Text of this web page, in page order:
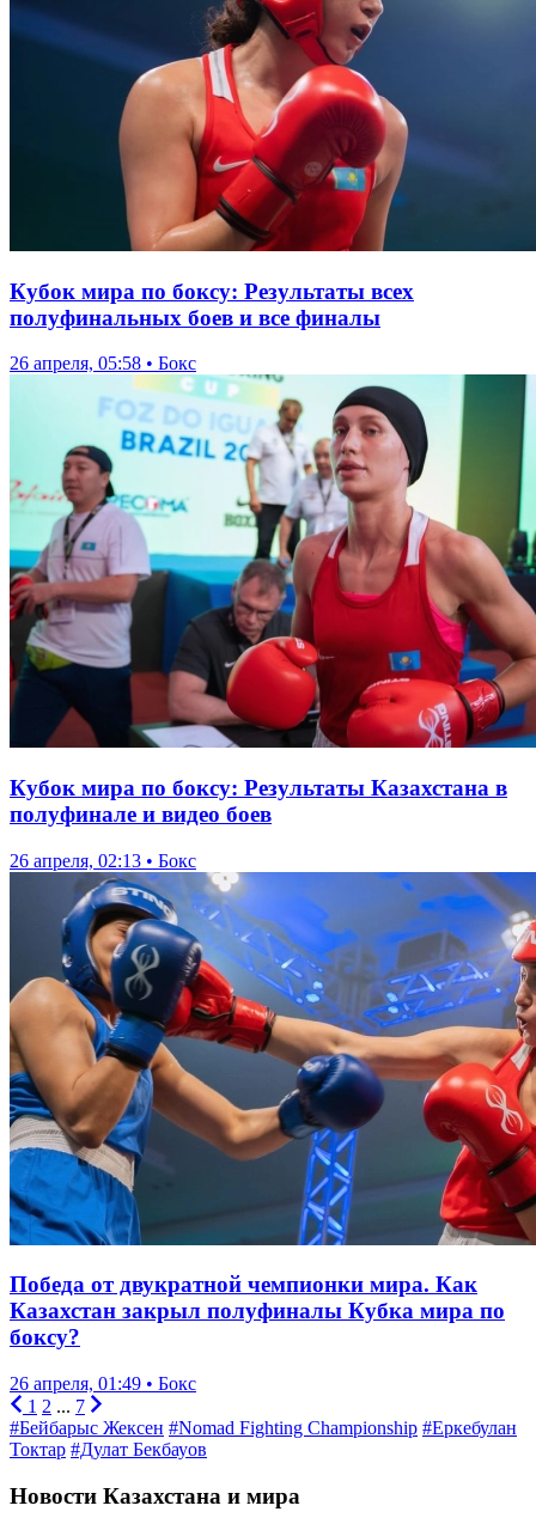
Кубок мира по боксу: Результаты всех
полуфинальных боев и все финалы
26 апреля, 05:58 • Бокс
Кубок мира по боксу: Результаты Казахстана в
полуфинале и видео боев
26 апреля, 02:13 • Бокс
Победа от двукратной чемпионки мира. Как
Казахстан закрыл полуфиналы Кубка мира по
боксу?
26 апреля, 01:49 • Бокс
1 2 ... 7
#Бейбарыс Жексен #Nomad Fighting Championship #Еркебулан
Токтар #Дулат Бекбауов
Новости Казахстана и мира